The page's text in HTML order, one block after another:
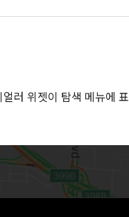
러 위젯이 탐색 메뉴에